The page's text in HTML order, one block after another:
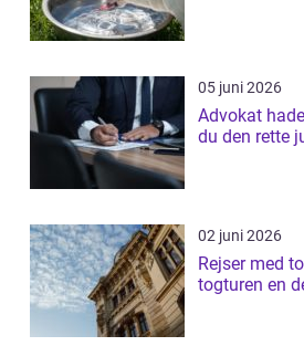
05 juni 2026
Advokat haderslev
du den rette
02 juni 2026
Rejser med
togturen en